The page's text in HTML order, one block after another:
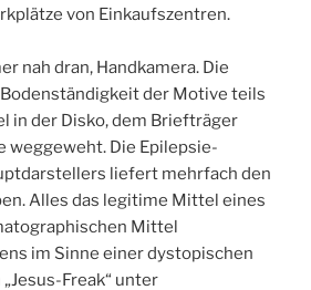
von Einkaufszentren.
nah dran, Handkamera. Die
der Motive teils
in der Disko, dem Briefträger
weggeweht. Die Epilepsie-
liefert mehrfach den
Alles das legitime Mittel eines
Mittel
im Sinne einer dystopischen
Freak“ unter